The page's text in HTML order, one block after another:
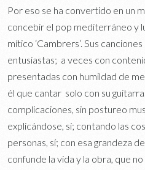
Por eso se ha convertido en un
concebir el pop mediterráneo y
mítico ‘Cambrers’. Sus
entusiastas; a veces con
presentadas con humildad de
él que cantar solo con su
complicaciones, sin postureo
explicándose, sí; contando las
personas, sí; con esa grandeza
confunde la vida y la obra, que